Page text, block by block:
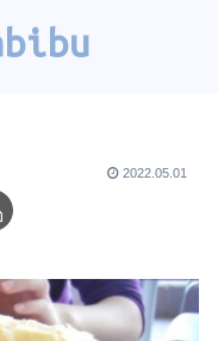
2022.05.01